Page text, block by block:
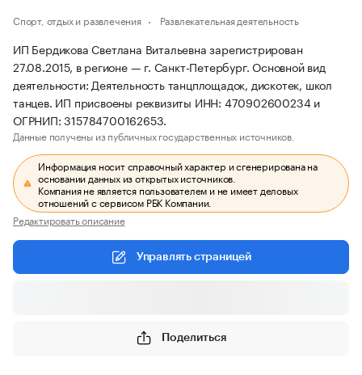
Спорт, отдых и развлечения Развлекательная деятельность
ИП Бердикова Светлана Витальевна зарегистрирован
27.08.2015, в регионе — г. Санкт-Петербург. Основной вид
деятельности: Деятельность танцплощадок, дискотек, школ
танцев. ИП присвоены реквизиты ИНН: 470902600234 и
ОГРНИП: 315784700162653.
Данные получены из публичных государственных источников.
Информация носит справочный характер и сгенерирована на
основании данных из открытых источников.
Компания не является пользователем и не имеет деловых
отношений с сервисом РБК Компании.
Редактировать описание
Управлять страницей
Поделиться